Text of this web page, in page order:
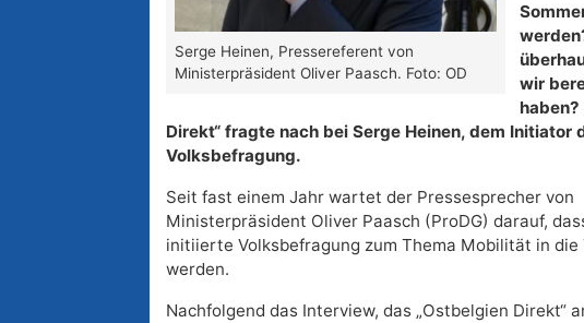
Serge Heinen, Pressereferent von
Ministerpräsident Oliver Paasch. Foto: OD
wir
Direkt“ fragte nach bei Serge Heinen, dem Initiator
Volksbefragung.
Seit fast einem Jahr wartet der Pressesprecher von
Ministerpräsident Oliver Paasch (ProDG) darauf,
initiierte Volksbefragung zum Thema Mobilität in die
werden.
Nachfolgend das Interview, das „Ostbelgien Direkt“